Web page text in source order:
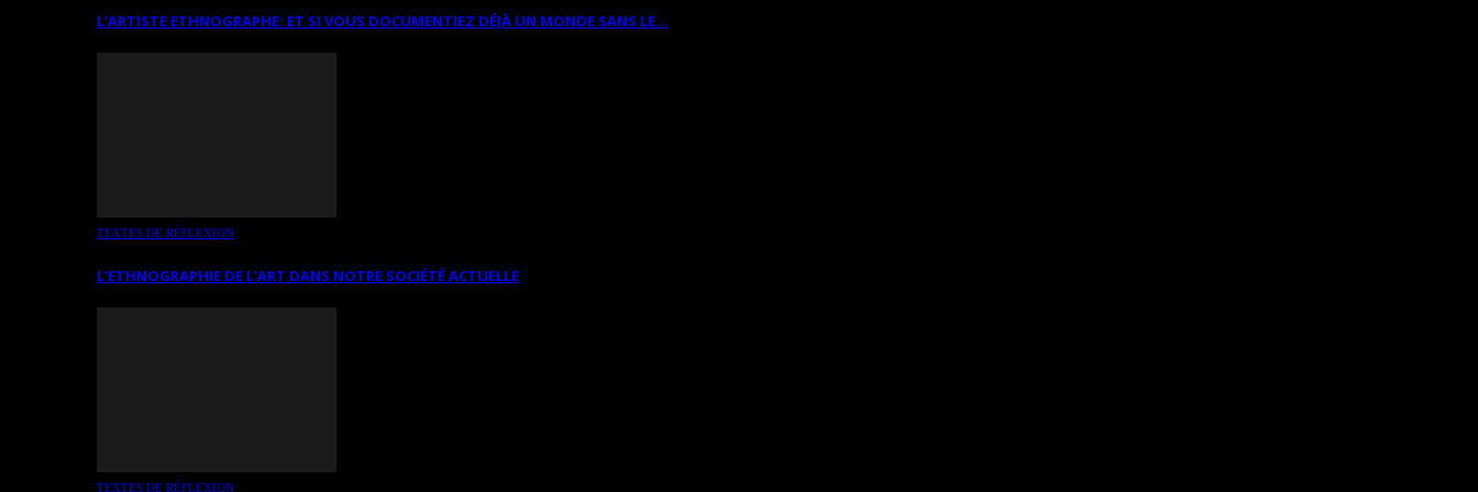
L’ARTISTE ETHNOGRAPHE: ET SI VOUS DOCUMENTIEZ DÉJÀ UN MONDE SANS LE…
TEXTES DE RÉFLEXION
L’ETHNOGRAPHIE DE L’ART DANS NOTRE SOCIÉTÉ ACTUELLE
TEXTES DE RÉFLEXION